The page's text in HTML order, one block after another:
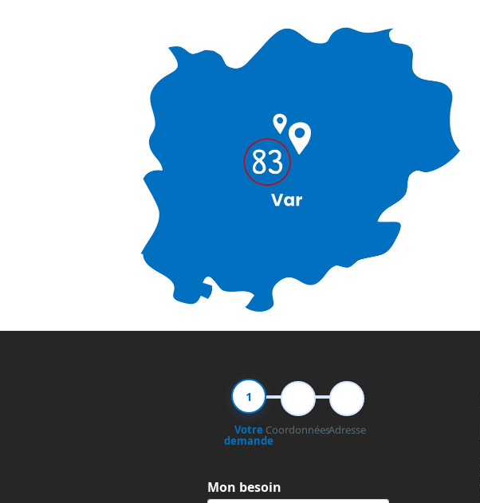
1
Votre
demande
CoordonnéesAdresse
Mon besoin